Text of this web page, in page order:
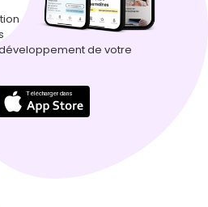
de votre